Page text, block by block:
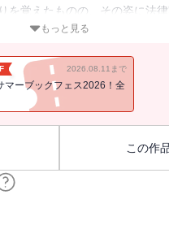
を覚えたものの、その姿に法
いたいという思いは誰にも負け
もっと見る
2026.08.11まで
マーブックフェス2026！全
この作